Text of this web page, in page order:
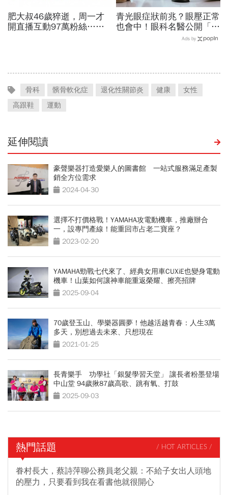
肥大叔46歲猝逝，周一才
開直播互動97萬粉絲…常
青光眼症狀前兆？眼壓正常
也會中！眼科名醫公開「護
眼飲食＋自我檢測3步
Ads by
骨科 髕骨軟化症 退化性關節炎 健康
女性
高跟鞋
運動
延伸閱讀
豪聲樂器打造愛樂人的圖書館 一站式服務滿足產製
銷全方位需求
2024-04-30
選擇不打價格戰！YAMAHA攻電動機車，推廠辦合
一，設專門產線！能重回市占老二寶座？
2023-02-20
YAMAHA勁戰七代來了、經典女用車CUXiE也變身電動
機車！山葉如何讓神車能重返榮耀、擦亮招牌
2025-09-04
70歲登玉山、學樂器圓夢！他越活越青春：人生3萬
多天，別想過去未來、只想現在
2021-01-25
長青樂手 功學社「銀髮學習天堂」 讓長者粉墨登場
中山堂 94歲揪87歲高歌、跳有氧、打鼓
2025-09-03
熱門話題 / HOT ARTICLES /
眷村長大，蔡詩萍聊公務員老父親：不給子女出人頭地
的壓力，只要看到我在看書他就很開心